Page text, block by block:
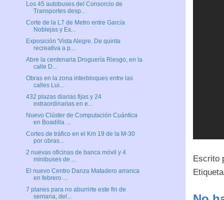
Escrito
Los 45 autobuses del Consorcio de
Transportes desp...
Corte de la L7 de Metro entre García
Noblejas y Es...
Exposición 'Vista Alegre. De quinta
recreativa a p...
Abre la centenaria Droguería Riesgo, en la
calle D...
Obras en la zona interbloques entre las
calles Lui...
432 plazas diarias fijas y 24
extraordinarias en e...
Nuevo Clúster de Computación Cuántica
en Boadilla ...
Cortes de tráfico en el Km 19 de la M-30
por obras...
2 nuevas oficinas de banca móvil y 4
minibuses de ...
El nuevo Centro Danza Matadero arranca
en febrero ...
7 planes para no aburrirte este fin de
semana, del...